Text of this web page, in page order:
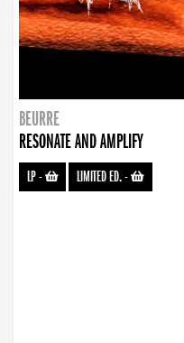
BEURRE
RESONATE AND AMPLIFY
LP- LIMITED ED.-